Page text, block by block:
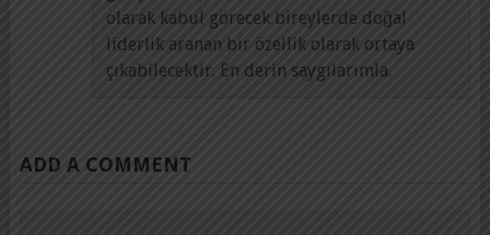
olarak kabul görecek bireylerde doğal
liderlik aranan bir özellik olarak ortaya
çıkabilecektir. En derin saygılarımla.
ADD A COMMENT